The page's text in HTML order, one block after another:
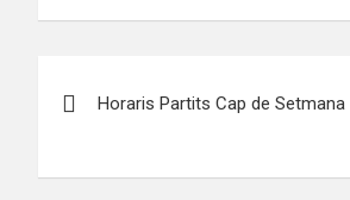
de
entradas
Horaris Partits Cap de Setmana